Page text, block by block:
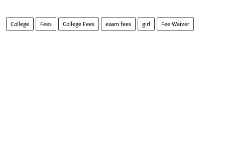
College Fees College Fees exam fees girl Fee Waiver